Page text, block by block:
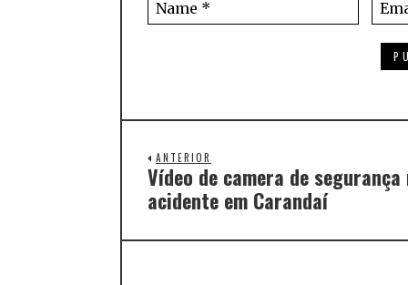
ANTERIOR
Vídeo de camera de
acidente em Carandaí